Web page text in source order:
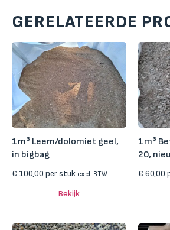
GERELATEERDE
1m³ Leem/dolomiet geel,
in bigbag
€ 100,00 per stuk excl. BTW
Bekijk
1m³
20,
€ 60,00